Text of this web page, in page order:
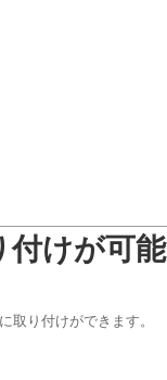
付けが可能
取り付けができます。